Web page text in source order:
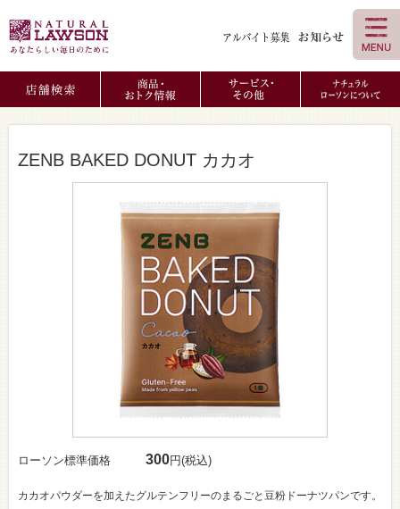
ZENB BAKED DONUT カカオ
ローソン標準価格 300円(税込)
カカオパウダーを加えたグルテンフリーのまるごと豆粉ドーナツパンです。